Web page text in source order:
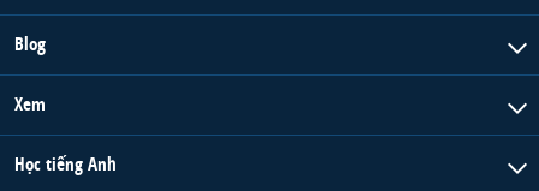
Blog
Xem
Học tiếng Anh